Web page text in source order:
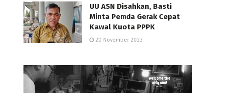
UU ASN Disahkan, Basti
Minta Pemda Gerak Cepat
Kawal Kuota PPPK
20 November 2023